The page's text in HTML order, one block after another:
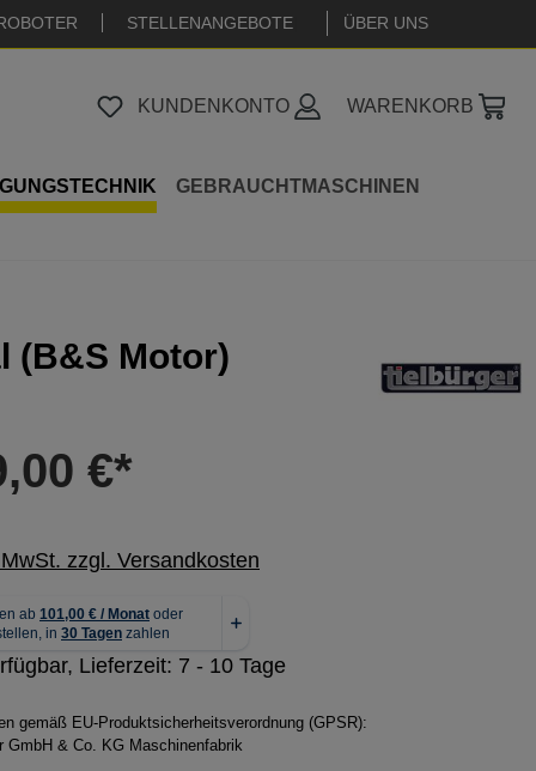
STELLENANGEBOTE ÜBER UNS
KUNDENKONTO WARENKORB
GEBRAUCHTMASCHINEN
(B&S Motor)
€*
zzgl. Versandkosten
Lieferzeit: 7 - 10 Tage
gemäß EU-Produktsicherheitsverordnung (GPSR):
GmbH & Co. KG Maschinenfabrik